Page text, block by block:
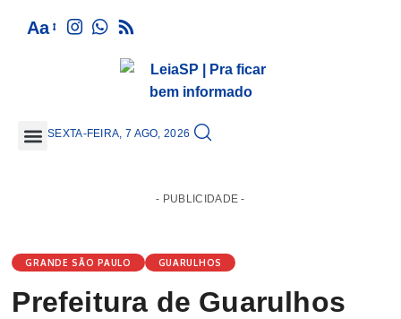
Aa
SEXTA-FEIRA, 7 AGO, 2026
- PUBLICIDADE -
GRANDE SÃO PAULO GUARULHOS
Prefeitura de Guarulhos